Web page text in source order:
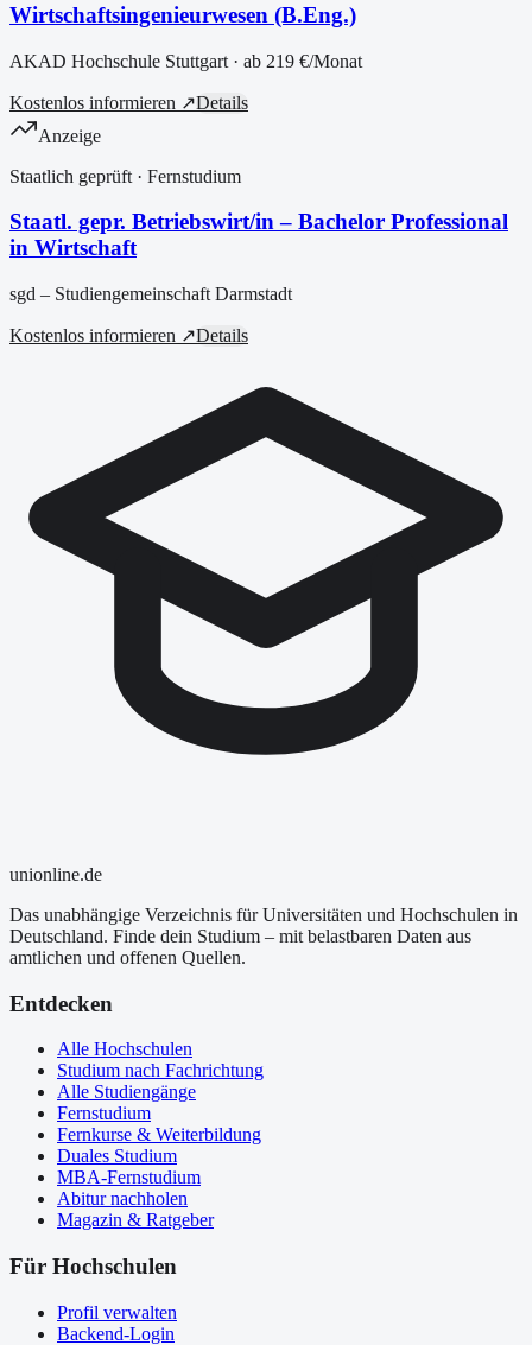
Wirtschaftsingenieurwesen (B.Eng.)
AKAD Hochschule Stuttgart · ab 219 €/Monat
Kostenlos informieren ↗Details
Anzeige
Staatlich geprüft · Fernstudium
Staatl. gepr. Betriebswirt/in – Bachelor Professional
in Wirtschaft
sgd – Studiengemeinschaft Darmstadt
Kostenlos informieren ↗Details
unionline.de
Das unabhängige Verzeichnis für Universitäten und Hochschulen in
Deutschland. Finde dein Studium – mit belastbaren Daten aus
amtlichen und offenen Quellen.
Entdecken
Alle Hochschulen
Studium nach Fachrichtung
Alle Studiengänge
Fernstudium
Fernkurse & Weiterbildung
Duales Studium
MBA-Fernstudium
Abitur nachholen
Magazin & Ratgeber
Für Hochschulen
Profil verwalten
Backend-Login